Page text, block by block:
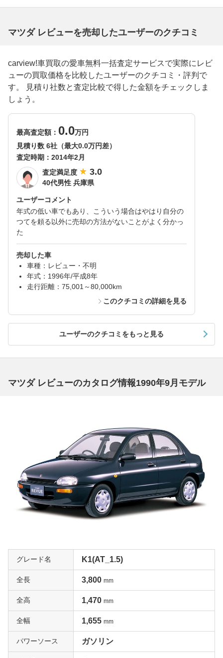
マツダ レビューを売却したユーザーのクチコミ
carview!車買取の愛車無料一括査定サービスで実際にレビ
ューの買取価格を比較したユーザーのクチコミ・評判で
す。 見積り社数と査定比較で得した金額をチェックしま
しょう。
最高査定額： 0.0万円
見積り数 6社（最大0.0万円差）
査定時期： 2014年2月
査定満足度
3.0
40代男性 兵庫県
ユーザーコメント
年式の低い車でもあり、こういう場合はやはり自分の
つてを頼る以外に売却の方法がないことがよく分かっ
た
売却した車
車種：レビュー・不明
年式：1996年/平成8年
走行距離：75,001～80,000km
このクチコミの詳細を見る
ユーザーのクチコミをもっと見る
マツダ レビューのカタログ情報1990年9月モデル
グレード名 K1(AT_1.5)
全長 3,800 mm
全高 1,470 mm
全幅 1,655 mm
パワーソース ガソリン